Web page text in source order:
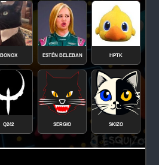
BONOX ESTÉN BELEBAN HPTK
Q242 SERGIO SKIZO